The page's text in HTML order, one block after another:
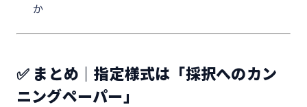
か
✅ まとめ｜指定様式は「採択へのカン
ニングペーパー」